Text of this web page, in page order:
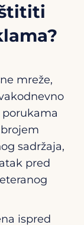
mreže,
sadržaja,
pred
ispred